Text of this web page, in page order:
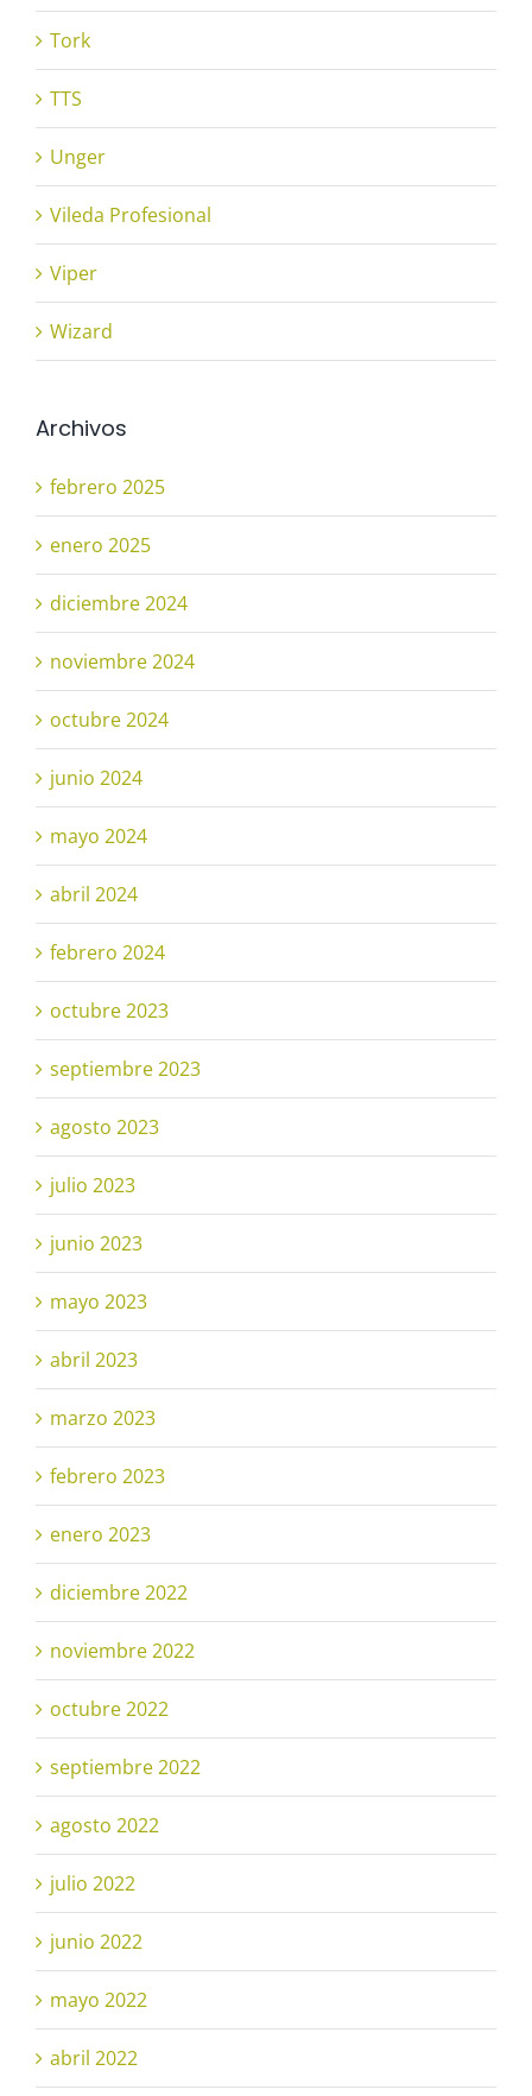
Tork
TTS
Unger
Vileda Profesional
Viper
Wizard
Archivos
febrero 2025
enero 2025
diciembre 2024
noviembre 2024
octubre 2024
junio 2024
mayo 2024
abril 2024
febrero 2024
octubre 2023
septiembre 2023
agosto 2023
julio 2023
junio 2023
mayo 2023
abril 2023
marzo 2023
febrero 2023
enero 2023
diciembre 2022
noviembre 2022
octubre 2022
septiembre 2022
agosto 2022
julio 2022
junio 2022
mayo 2022
abril 2022